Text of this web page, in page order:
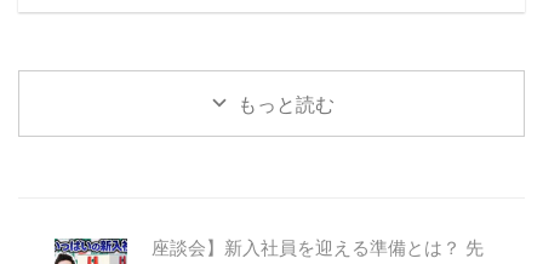
す。大きくて重いスイカを安全に、そしてきれいに商品化できる
もっと読む
座談会】新入社員を迎える準備とは？ 先